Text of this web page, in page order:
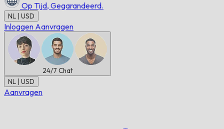
Op Tijd, Gegarandeerd.
NL | USD
Inloggen Aanvragen
24/7 Chat
NL | USD
Aanvragen